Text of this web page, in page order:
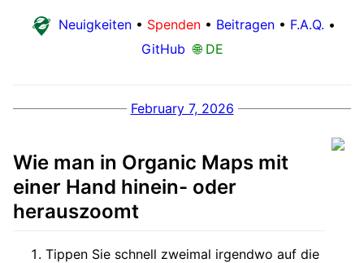
Neuigkeiten • Spenden • Beitragen • F.A.Q. •
GitHub 🌐 DE
February 7, 2026
Wie man in Organic Maps mit
einer Hand hinein- oder
herauszoomt
Tippen Sie schnell zweimal irgendwo auf die